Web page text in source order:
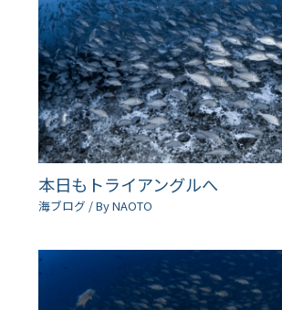
本日もトライアングルへ
海ブログ / ByNAOTO